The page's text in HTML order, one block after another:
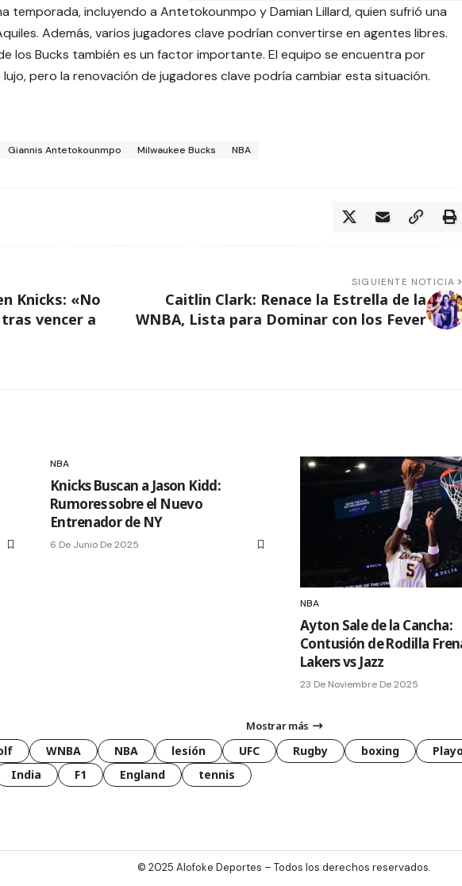
temporada, incluyendo a Antetokounmpo y Damian Lillard, quien sufrió una
Además, varios jugadores clave podrían convertirse en agentes libres.
los Bucks también es un factor importante. El equipo se encuentra por
pero la renovación de jugadores clave podría cambiar esta situación.
Giannis Antetokounmpo Milwaukee Bucks NBA
Knicks: «No
vencer a
SIGUIENTE NOTICIA
Caitlin Clark: Renace la Estrella de la
WNBA, Lista para Dominar con los Fever
NBA
Knicks Buscan a Jason Kidd:
Rumores sobre el Nuevo
Entrenador de NY
6 De Junio De 2025
NBA
Ayton Sale de la Cancha:
Contusión de Rodilla
Lakers vs Jazz
23 De Noviembre De 2025
Mostrar más
WNBA NBA lesión UFC Rugby boxing
India F1 England tennis
© 2025 Alofoke Deportes – Todos los derechos reservados.